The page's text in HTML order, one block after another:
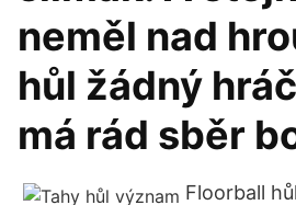
neměl nad
hůl žádný
má rád sběr
Floorball